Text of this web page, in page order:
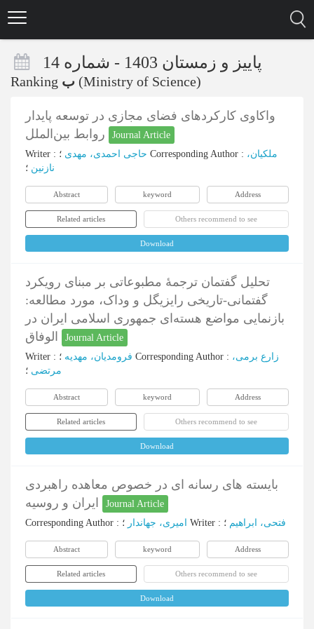
Ranking ب (Ministry of Science)
واکاوی کارکردهای فضای مجازی در توسعه پایدار
Journal Article
Writer : حاجی احمدی، مهدی Corresponding Author : ملکیان،
نازنین ؛
Abstract keyword Address
Related articles Others recommend to see
Download
تحلیل گفتمان ترجمۀ مطبوعاتی بر مبنای رویکرد
گفتمانی-تاریخی رایزیگل و وداک، مورد مطالعه:
بازنمایی مواضع هسته‌ای جمهوری اسلامی ایران در
Journal Article
Writer : فرومدیان، مهدیه Corresponding Author : زارع برمی،
مرتضی ؛
Abstract keyword Address
Related articles Others recommend to see
Download
بایسته های رسانه ای در خصوص معاهده راهبردی
Journal Article
Corresponding Author : امیری، جهاندار Writer : فتحی، ابراهیم ؛
Abstract keyword Address
Related articles Others recommend to see
Download